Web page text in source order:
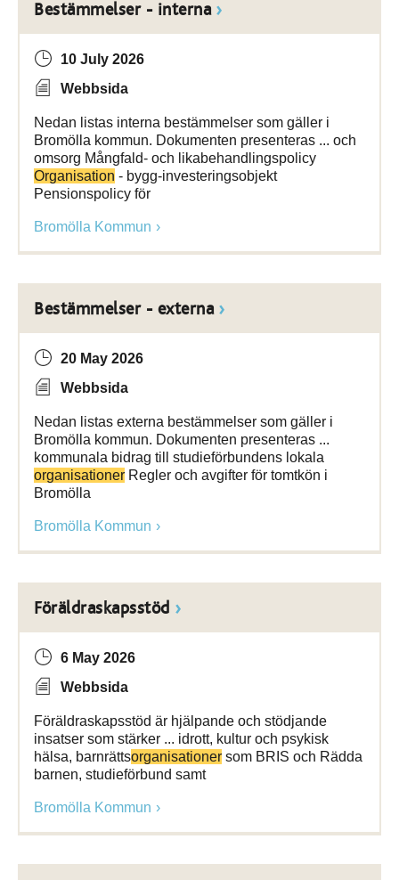
Bestämmelser - interna
10 July 2026
Webbsida
Nedan listas interna bestämmelser som gäller i
Bromölla kommun. Dokumenten presenteras ... och
omsorg Mångfald- och likabehandlingspolicy
Organisation - bygg-investeringsobjekt
Pensionspolicy för
Bromölla Kommun
Bestämmelser - externa
20 May 2026
Webbsida
Nedan listas externa bestämmelser som gäller i
Bromölla kommun. Dokumenten presenteras ...
kommunala bidrag till studieförbundens lokala
organisationer Regler och avgifter för tomtkön i
Bromölla
Bromölla Kommun
Föräldraskapsstöd
6 May 2026
Webbsida
Föräldraskapsstöd är hjälpande och stödjande
insatser som stärker ... idrott, kultur och psykisk
hälsa, barnrätts­organisationer som BRIS och Rädda
barnen, studieförbund samt
Bromölla Kommun